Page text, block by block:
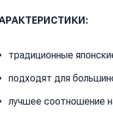
традиционные
подходят для
лучшее соотношение